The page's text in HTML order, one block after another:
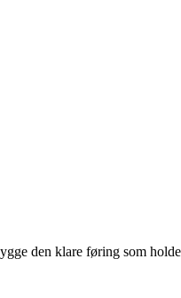
den klare føring som